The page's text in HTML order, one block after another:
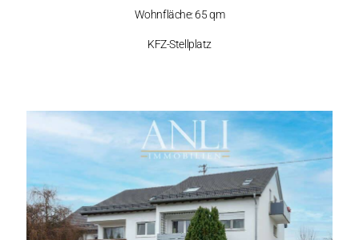
Wohnfläche: 65 qm
KFZ-Stellplatz